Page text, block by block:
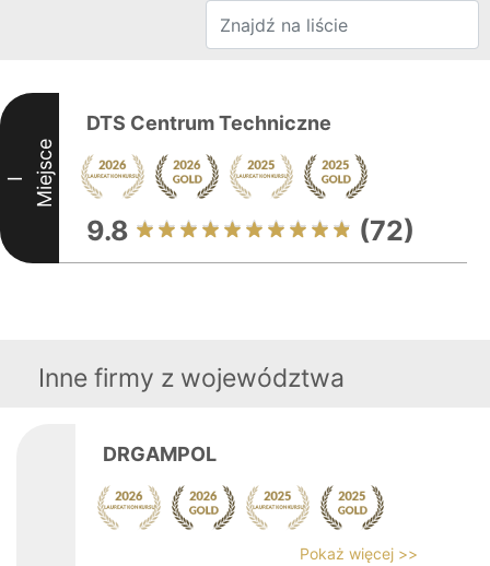
I Miejsce
DTS Centrum Techniczne
9.8 (72)
Inne firmy z województwa
DRGAMPOL
Pokaż więcej >>